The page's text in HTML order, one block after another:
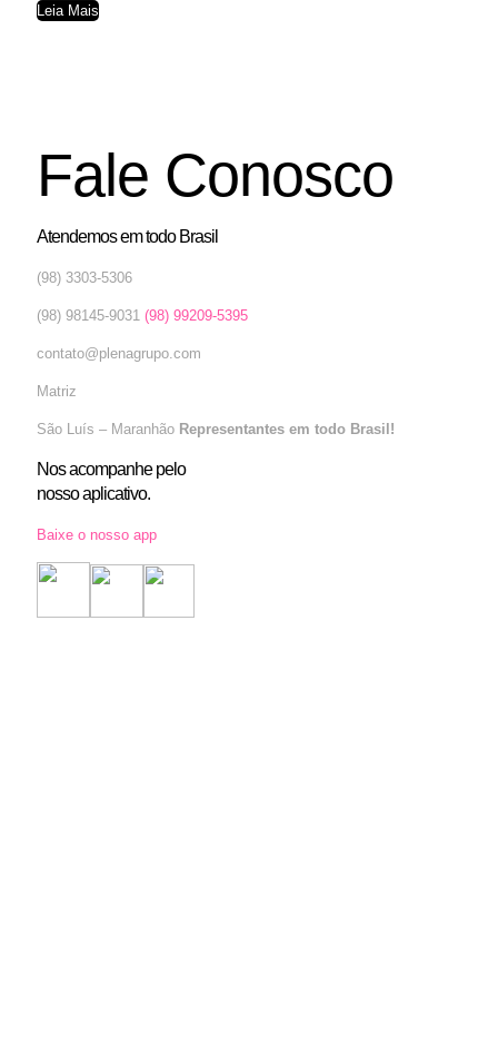
Leia Mais
Fale Conosco
Atendemos em todo Brasil
(98) 3303-5306
(98) 98145-9031 (98) 99209-5395
contato@plenagrupo.com
Matriz
São Luís – Maranhão Representantes em todo Brasil!
Nos acompanhe pelo
nosso aplicativo.
Baixe o nosso app